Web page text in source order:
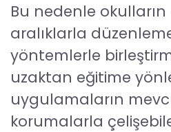
Bu nedenle
aralıklarla
yöntemlerle
uzaktan eğitime
uygulamaların
korumalarla